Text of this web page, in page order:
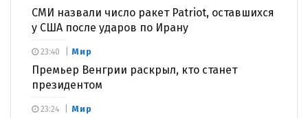
СМИ назвали число ракет Patriot, оставшихся
у США после ударов по Ирану
Мир
Премьер Венгрии раскрыл, кто станет
президентом
23:40
Мир
23:24